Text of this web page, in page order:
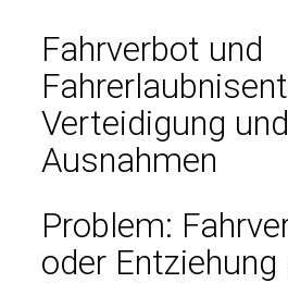
Fahrverbot und
Verteidigung und
Ausnahmen
Problem:
oder Entziehung